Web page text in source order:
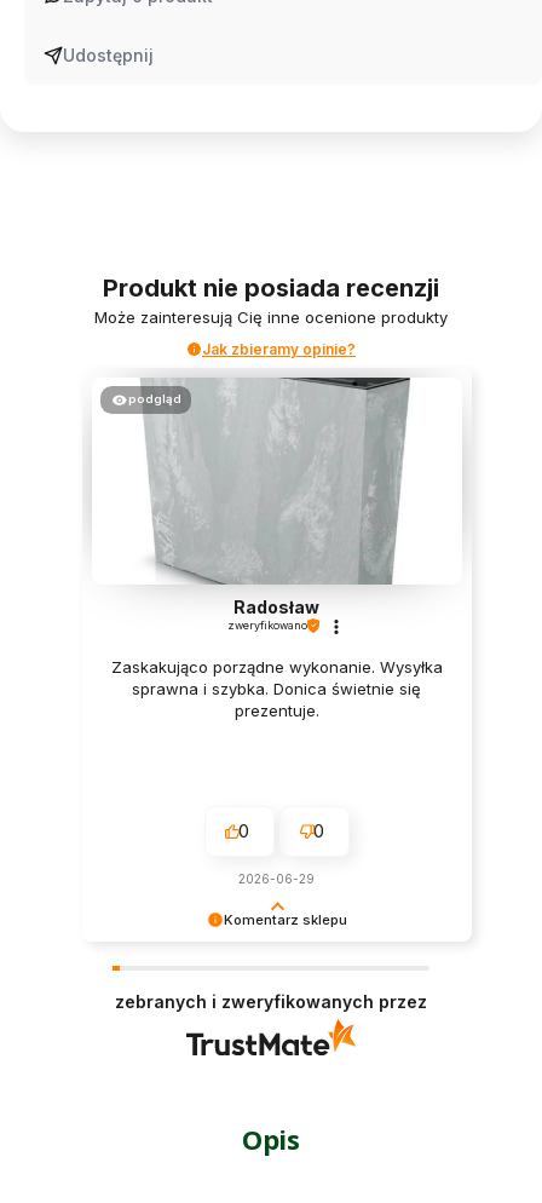
Udostępnij
Produkt nie posiada recenzji
Może zainteresują Cię inne ocenione produkty
Jak zbieramy opinie?
Komentarz sklepu
podgląd
Radosław
zweryfikowano
Zaskakująco porządne wykonanie. Wysyłka
sprawna i szybka. Donica świetnie się
prezentuje.
0 0
2026-06-29
zebranych i zweryfikowanych przez
Opis